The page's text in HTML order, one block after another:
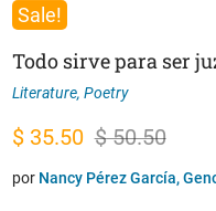
Sale!
Todo sirve para ser
Literature, Poetry
$50.50
Original
price
$35.50
Current
price
por Nancy Pérez García,